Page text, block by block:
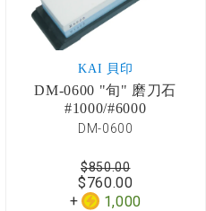
KAI 貝印
DM-0600 "旬" 磨刀石
#1000/#6000
DM-0600
$760.00
1,000
$850.00